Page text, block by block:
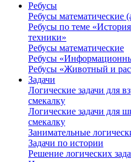
Ребусы
Ребусы математические
Ребусы по теме
техники»
Ребусы математические
Ребусы
Ребусы «Животный и
Задачи
Логические задачи для
смекалку
Логические задачи для
смекалку
Занимательные
Задачи по истории
Решение логических